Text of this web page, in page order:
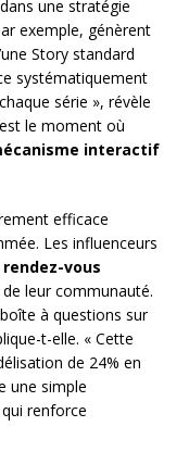
une stratégie
exemple, génèrent
Story standard
systématiquement
série », révèle
le moment où
interactif
efficace
Les influenceurs
rendez-vous
leur communauté.
à questions sur
t-elle. « Cette
de 24% en
une simple
renforce